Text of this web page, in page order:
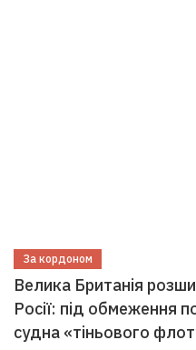
За кордоном
Велика Британія
Росії: під обмеження
судна «тіньового